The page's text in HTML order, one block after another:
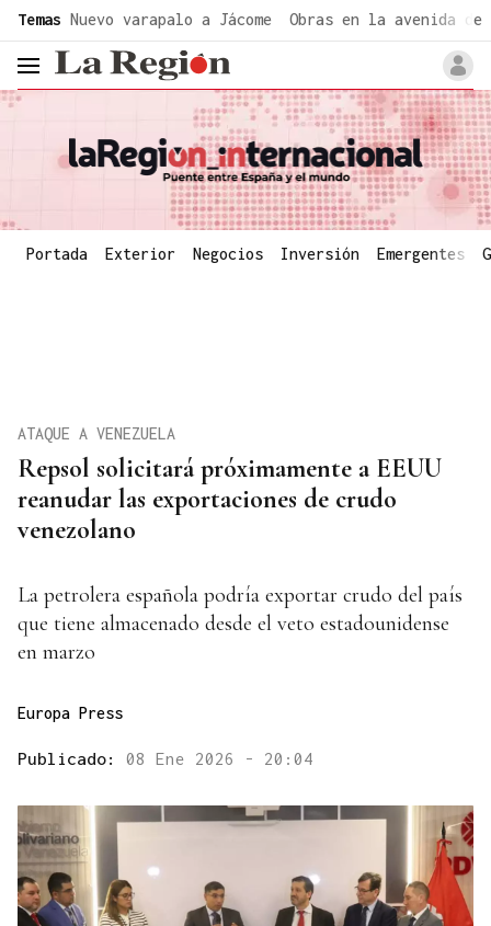
Temas Nuevo varapalo a Jácome Obras en la avenida de
header.menu.open
Portada Exterior Negocios Inversión Emergentes
Repsol solicitará próximamente a EEUU
reanudar las exportaciones de crudo
venezolano
ATAQUE A VENEZUELA
La petrolera española podría exportar crudo del país
que tiene almacenado desde el veto estadounidense
en marzo
Europa Press
Publicado: 08 Ene 2026 - 20:04